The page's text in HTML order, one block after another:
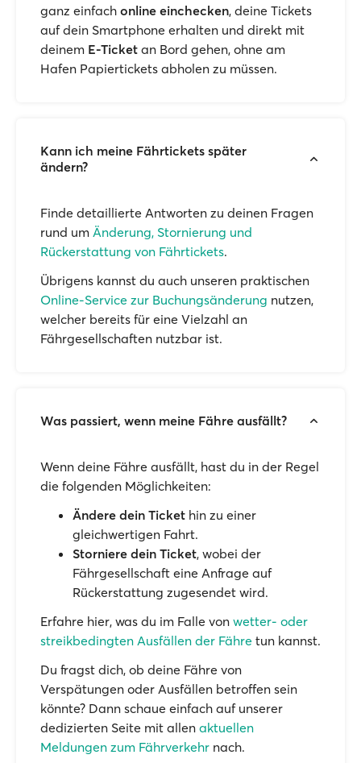
ganz einfach online einchecken, deine Tickets
auf dein Smartphone erhalten und direkt mit
deinem E-Ticket an Bord gehen, ohne am
Hafen Papiertickets abholen zu müssen.
Kann ich meine Fährtickets später
ändern?
Finde detaillierte Antworten zu deinen Fragen
rund um Änderung, Stornierung und
Rückerstattung von Fährtickets.
Übrigens kannst du auch unseren praktischen
Online-Service zur Buchungsänderung nutzen,
welcher bereits für eine Vielzahl an
Fährgesellschaften nutzbar ist.
Was passiert, wenn meine Fähre ausfällt?
Wenn deine Fähre ausfällt, hast du in der Regel
die folgenden Möglichkeiten:
Ändere dein Ticket hin zu einer
gleichwertigen Fahrt.
Storniere dein Ticket, wobei der
Fährgesellschaft eine Anfrage auf
Rückerstattung zugesendet wird.
Erfahre hier, was du im Falle von wetter- oder
streikbedingten Ausfällen der Fähre tun kannst.
Du fragst dich, ob deine Fähre von
Verspätungen oder Ausfällen betroffen sein
könnte? Dann schaue einfach auf unserer
dedizierten Seite mit allen aktuellen
Meldungen zum Fährverkehr nach.